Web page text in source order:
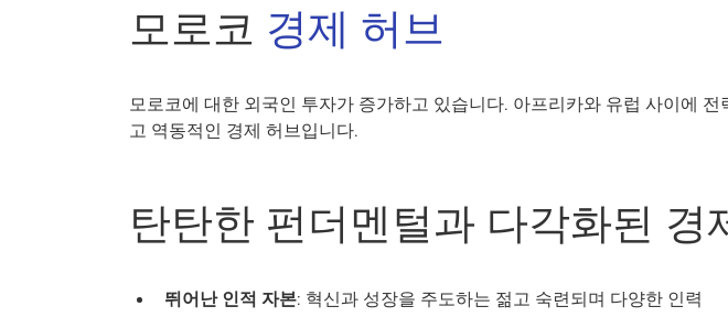
모로코 경제 허브
모로코에 대한 외국인 투자가 증가하고 있습니다. 아프리카와 유럽 사이에
고 역동적인 경제 허브입니다.
탄탄한 펀더멘털과 다각화된 경
뛰어난 인적 자본: 혁신과 성장을 주도하는 젊고 숙련되며 다양한 인력